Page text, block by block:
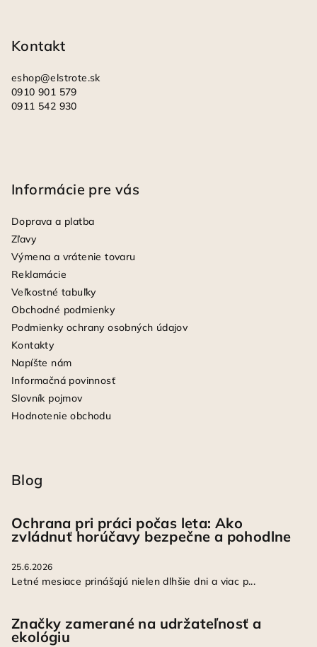
Kontakt
eshop@elstrote.sk
0910 901 579
0911 542 930
Informácie pre vás
Doprava a platba
Zľavy
Výmena a vrátenie tovaru
Reklamácie
Veľkostné tabuľky
Obchodné podmienky
Podmienky ochrany osobných údajov
Kontakty
Napíšte nám
Informačná povinnosť
Slovník pojmov
Hodnotenie obchodu
Blog
Ochrana pri práci počas leta: Ako
zvládnuť horúčavy bezpečne a pohodlne
25.6.2026
Letné mesiace prinášajú nielen dlhšie dni a viac p...
Značky zamerané na udržateľnosť a
ekológiu